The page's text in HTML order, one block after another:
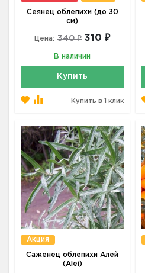
Сеянец облепихи (до 30
см)
Цена: 340 ₽ 310 ₽
В наличии
Купить
Купить в 1 клик
Акция
Саженец облепихи Алей
(Alei)